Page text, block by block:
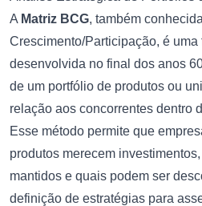
A Matriz BCG, também
Crescimento/Participação, é uma
desenvolvida no final dos anos
de um portfólio de produtos ou
relação aos concorrentes dentro
Esse método permite que
produtos merecem
mantidos e quais podem ser
definição de estratégias para